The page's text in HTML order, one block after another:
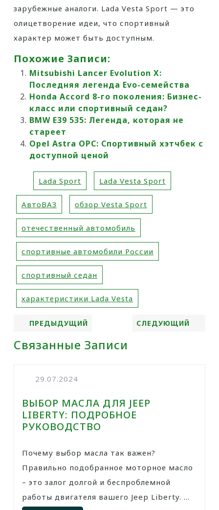
зарубежные аналоги. Lada Vesta Sport — это
олицетворение идеи, что спортивный
характер может быть доступным.
Похожие Записи:
Mitsubishi Lancer Evolution X:
Последняя легенда Evo-семейства
Honda Accord 8-го поколения: Бизнес-
класс или спортивный седан?
BMW E39 535: Легенда, которая не
стареет
Opel Astra OPC: Спортивный хэтчбек с
доступной ценой
Lada Sport Lada Vesta Sport
АвтоВАЗ обзор Vesta Sport
отечественный автомобиль
спортивные автомобили России
спортивный седан
характеристики Lada Vesta
ПРЕДЫДУЩИЙ СЛЕДУЮЩИЙ
Связанные Записи
29.07.2024
ВЫБОР МАСЛА ДЛЯ JEEP
LIBERTY: ПОДРОБНОЕ
РУКОВОДСТВО
Почему выбор масла так важен?
Правильно подобранное моторное масло
– это залог долгой и беспроблемной
работы двигателя вашего Jeep Liberty. ...